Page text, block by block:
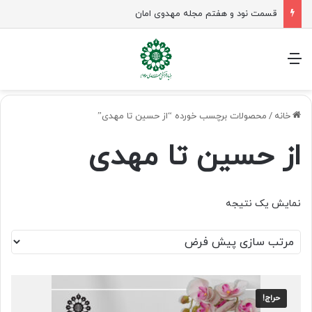
قسمت نود و هفتم مجله مهدوی امان
منو
خانه / محصولات برچسب خورده “از حسین تا مهدی”
از حسین تا مهدی
نمایش یک نتیجه
حراج!